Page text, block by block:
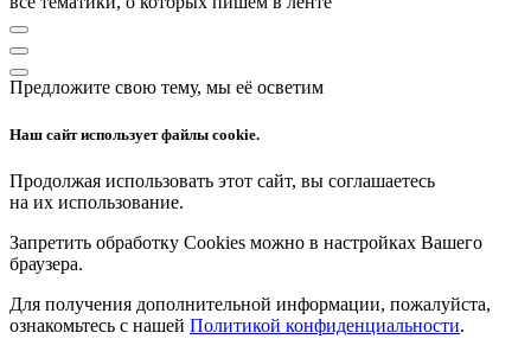
Предложите свою тему, мы её осветим
Наш сайт использует файлы cookie.
Продолжая использовать этот сайт, вы соглашаетесь
на их использование.
Запретить обработку Cookies можно в настройках Вашего
браузера.
Для получения дополнительной информации, пожалуйста,
ознакомьтесь с нашей Политикой конфиденциальности.